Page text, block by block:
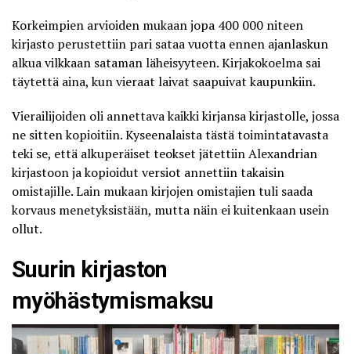
Korkeimpien arvioiden mukaan jopa 400 000 niteen
kirjasto perustettiin pari sataa vuotta ennen ajanlaskun
alkua vilkkaan sataman läheisyyteen. Kirjakokoelma sai
täytettä aina, kun vieraat laivat saapuivat kaupunkiin.
Vierailijoiden oli annettava kaikki kirjansa kirjastolle, jossa
ne sitten kopioitiin. Kyseenalaista tästä toimintatavasta
teki se, että alkuperäiset teokset jätettiin Alexandrian
kirjastoon ja kopioidut versiot annettiin takaisin
omistajille. Lain mukaan kirjojen omistajien tuli saada
korvaus menetyksistään, mutta näin ei kuitenkaan usein
ollut.
Suurin kirjaston
myöhästymismaksu